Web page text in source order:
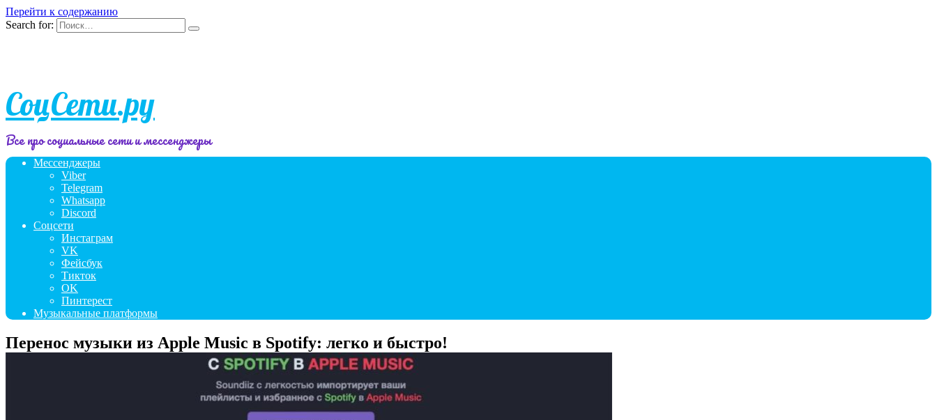
Перейти к содержанию
Search for:
СоцСети.ру
Все про социальные сети и мессенджеры
Мессенджеры
Viber
Telegram
Whatsapp
Discord
Соцсети
Инстаграм
VK
Фейсбук
Тикток
OK
Пинтерест
Музыкальные платформы
Перенос музыки из Apple Music в Spotify: легко и быстро!